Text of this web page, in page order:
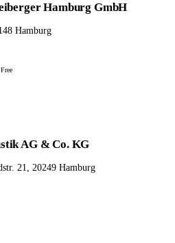
Hamburg GmbH
Hamburg
Free
AG & Co. KG
21, 20249 Hamburg